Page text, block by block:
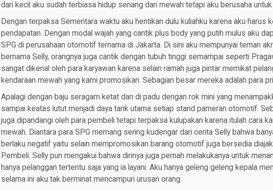
dari kecil aku sudah terbiasa hidup senang dan mewah tetapi aku berusaha
Dengan terpaksa Sementara waktu aku hentikan dulu kuliahku karena aku harus
pendapatan. Dengan modal wajah yang cantik plus body yang putih mulus aku
SPG di perusahaan otomotif ternama di Jakarta. Di sini aku mempunyai teman
bernama Selly, orangnya juga cantik dengan tubuh tinggi semampai seperti
sangat dikenal oleh para karyawan karena selain ramah juga pintar memikat
kendaraan mewah yang kami promosikan. Sebagian besar mereka adalah para
Apalagi dengan baju seragam ketat dan di padu dengan rok mini yang
sampai keatas lutut menjadi daya tarik utama setiap stand pameran otomotif.
juga dipandangi oleh para pembeli tetapi terpaksa kulupakan karena itulah cara
mewah. Diantara para SPG memang sering kudengar dari cerita Selly bahwa
berlaku negatif yaitu selain mempromosikan barang otomotif juga bersedia
Pembeli. Selly pun mengakui bahwa dirinya juga pernah melakukanya untuk
hanya pelanggan tertentu saja yang ia layani. Aku hanya geleng geleng kepala
selama ini aku tak berminat mencampuri urusan orang.